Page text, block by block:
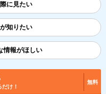
に見たい
知りたい
情報がほしい
け！
無料